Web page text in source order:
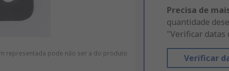
representada pode não ser a do produto
Precisa de
quantidade
"Verificar datas
Verificar